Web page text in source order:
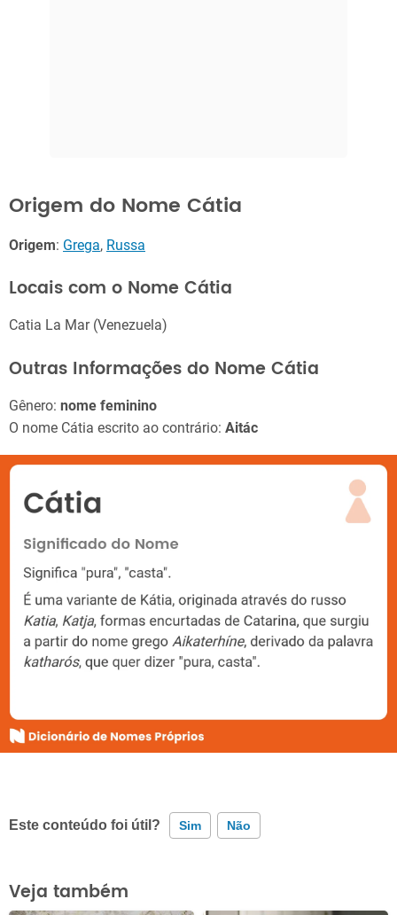
Origem do Nome Cátia
Origem: Grega, Russa
Locais com o Nome Cátia
Catia La Mar (Venezuela)
Outras Informações do Nome Cátia
Gênero: nome feminino
O nome Cátia escrito ao contrário: Aitác
Este conteúdo foi útil? Sim Não
Este conteúdo contém informação incorreta
Veja também